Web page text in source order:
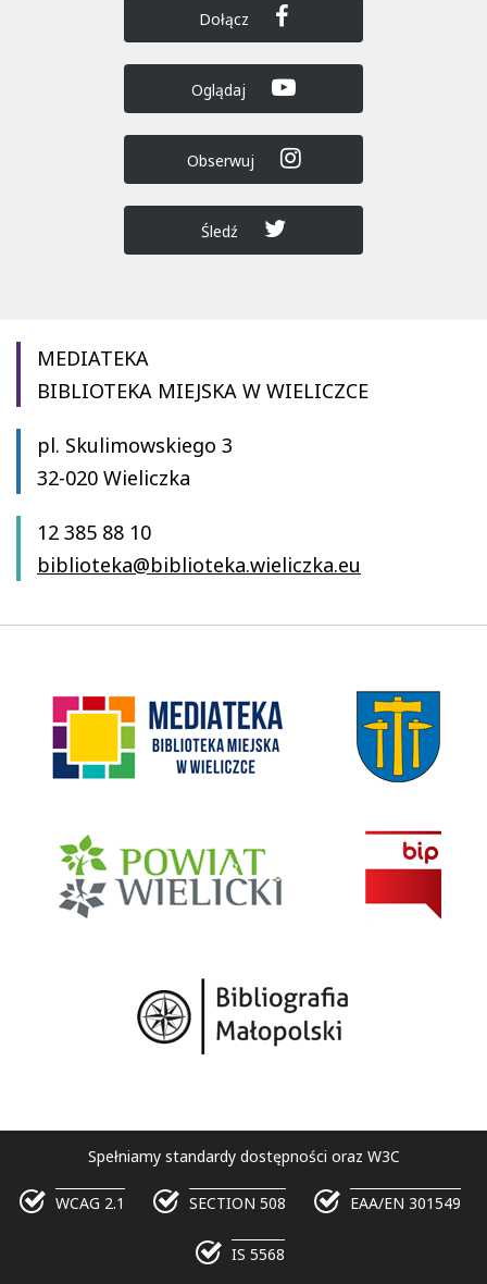
Dołącz
Oglądaj
Obserwuj
Śledź
MEDIATEKA
BIBLIOTEKA MIEJSKA W WIELICZCE
pl. Skulimowskiego 3
32-020 Wieliczka
12 385 88 10
biblioteka@biblioteka.wieliczka.eu
Spełniamy standardy dostępności oraz W3C
WCAG 2.1 SECTION 508 EAA/EN 301549
IS 5568